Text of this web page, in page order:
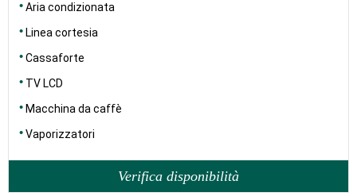
Aria condizionata
Linea cortesia
Cassaforte
TV LCD
Macchina da caffè
Vaporizzatori
Verifica disponibilità